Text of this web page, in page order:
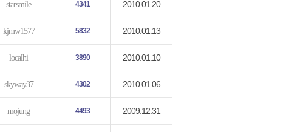
starsmile 4341 2010.01.20
kjmw1577 5832 2010.01.13
localhi 3890 2010.01.10
skyway37 4302 2010.01.06
mojung 4493 2009.12.31